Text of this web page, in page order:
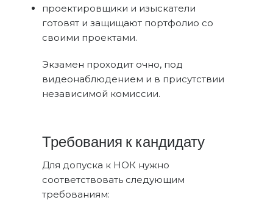
проектировщики и изыскатели
готовят и защищают портфолио со
своими проектами.
Экзамен проходит очно, под
видеонаблюдением и в присутствии
независимой комиссии.
Требования к кандидату
Для допуска к НОК нужно
соответствовать следующим
требованиям: